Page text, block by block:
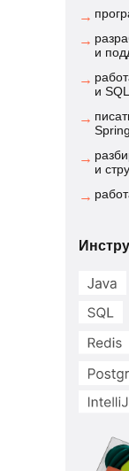
→
→
и
→
и SQL
→
→
и
→